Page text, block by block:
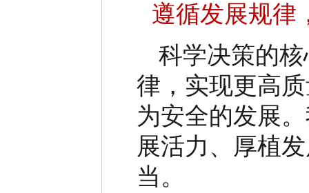
遵循发展规律
科学决策的
律，实现更高
为安全的发展
展活力、厚植
当。